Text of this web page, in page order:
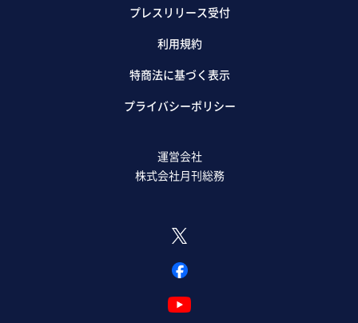
プレスリリース受付
利用規約
特商法に基づく表示
プライバシーポリシー
運営会社
株式会社月刊総務